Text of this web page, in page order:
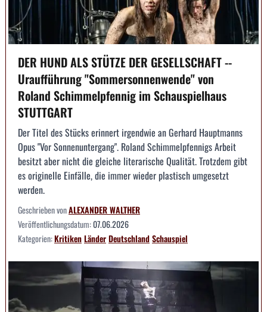
DER HUND ALS STÜTZE DER GESELLSCHAFT --
Uraufführung "Sommersonnenwende" von
Roland Schimmelpfennig im Schauspielhaus
STUTTGART
Der Titel des Stücks erinnert irgendwie an Gerhard Hauptmanns
Opus "Vor Sonnenuntergang". Roland Schimmelpfennigs Arbeit
besitzt aber nicht die gleiche literarische Qualität. Trotzdem gibt
es originelle Einfälle, die immer wieder plastisch umgesetzt
werden.
Geschrieben vonALEXANDER WALTHER
Veröffentlichungsdatum:07.06.2026
Kategorien:KritikenLänderDeutschlandSchauspiel